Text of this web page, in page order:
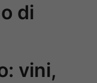
di
vini,